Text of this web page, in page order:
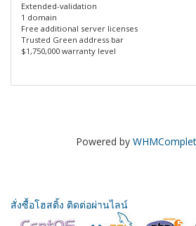
Extended-validation
1 domain
Free additional server licenses
Trusted Green address bar
$1,750,000 warranty level
Powered by
สั่งซื้อโฮสติ้ง ติดต่อผ่านไลน์